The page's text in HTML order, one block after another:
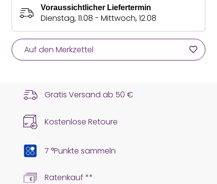
Voraussichtlicher Liefertermin
Dienstag, 11.08 - Mittwoch, 12.08
Auf den Merkzettel
Gratis Versand ab 50 €
Kostenlose Retoure
7 °Punkte sammeln
Ratenkauf **